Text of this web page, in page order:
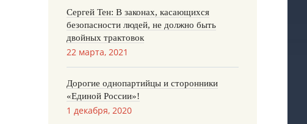
Сергей Тен: В законах, касающихся
безопасности людей, не должно быть
двойных трактовок
22 марта, 2021
Дорогие однопартийцы и сторонники
«Единой России»!
1 декабря, 2020